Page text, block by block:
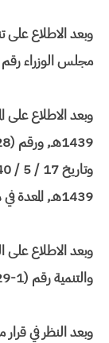
وبعد الاطلاع على
مجلس الوزراء رقم (55) وتاريخ 20 / 1 /
1439هـ, المعدة في هيئة الخبراء بمجلس الوزراء.
وبعد الاطلاع على
والتنمية رقم (1-29 / 40 / د) وتاريخ 2 / 6 / 1440هـ.